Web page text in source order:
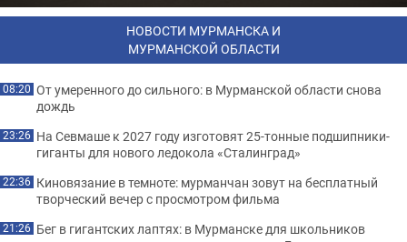
НОВОСТИ МУРМАНСКА И
МУРМАНСКОЙ ОБЛАСТИ
08:20 От умеренного до сильного: в Мурманской области снова
дождь
23:26 На Севмаше к 2027 году изготовят 25-тонные подшипники-
гиганты для нового ледокола «Сталинград»
22:36 Киновязание в темноте: мурманчан зовут на бесплатный
творческий вечер с просмотром фильма
21:26 Бег в гигантских лаптях: в Мурманске для школьников